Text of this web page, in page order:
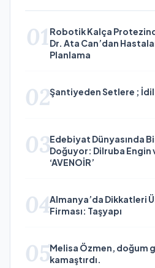
01 Robotik Kalça
Dr. Ata Can’dan
Planlama
02Şantiyeden Setlere ; İdil
03Edebiyat Dünyasında
Doğuyor: Dilruba Engin
‘AVENOİR’
04Almanya’da Dikkatleri
Firması: Taşyapı
05Melisa Özmen, doğum
kamaştırdı.